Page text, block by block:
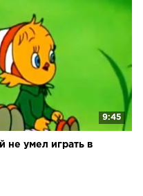
9:45
не умел играть в